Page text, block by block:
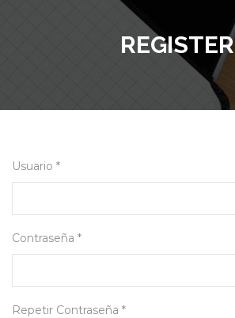
REGISTER
Usuario *
Contraseña *
Repetir Contraseña *